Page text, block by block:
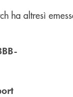
ha altresì